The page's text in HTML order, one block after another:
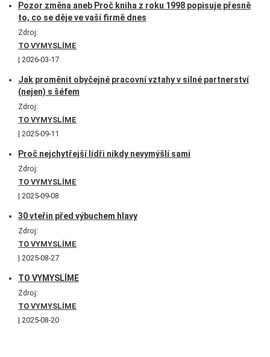
Pozor změna aneb Proč kniha z roku 1998 popisuje přesně
to, co se děje ve vaší firmě dnes
Zdroj:
TO VYMYSLÍME
2026-03-17
Jak proměnit obyčejné pracovní vztahy v silné partnerství
(nejen) s šéfem
Zdroj:
TO VYMYSLÍME
2025-09-11
Proč nejchytřejší lídři nikdy nevymýšlí sami
Zdroj:
TO VYMYSLÍME
2025-09-08
30 vteřin před výbuchem hlavy
Zdroj:
TO VYMYSLÍME
2025-08-27
TO VYMYSLÍME
Zdroj:
TO VYMYSLÍME
2025-08-20